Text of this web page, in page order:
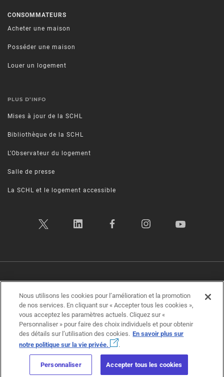
CONSOMMATEURS
Acheter une maison
Posséder une maison
Louer un logement
PLUS D’INFO
Mises à jour de la SCHL
Bibliothèque de la SCHL
L’Observateur du logement
Salle de presse
La SCHL et le logement accessible
Plan d’accessibilité | Rétroaction sur l'accessibilité
Société canadienne d'hypothèques et de logement (SCHL) ©2026
Nous utilisons les cookies pour l’amélioration et la promotion
de nos services. En cliquant sur « Accepter tous les cookies »,
vous acceptez les paramètres actuels. Cliquez sur «
Personnaliser » pour faire des choix individuels et pour obtenir
des détails sur l’utilisation des cookies. En savoir plus sur
notre politique sur la vie privée.
.
Personnaliser Accepter tous les cookies